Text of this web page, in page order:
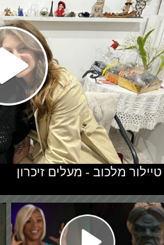
טיילור מלכוב - מעלים זיכרון